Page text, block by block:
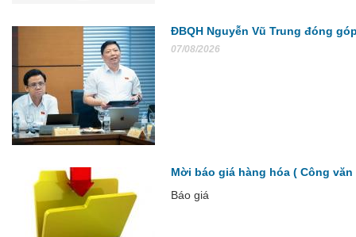
ĐBQH Nguyễn Vũ Trung đóng
07/08/2026
Mời báo giá hàng hóa ( Công văn
Báo giá